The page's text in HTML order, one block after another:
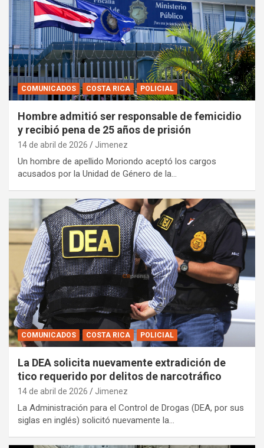
COMUNICADOS COSTA RICA POLICIAL
Hombre admitió ser responsable de femicidio
y recibió pena de 25 años de prisión
14 de abril de 2026 Jimenez
Un hombre de apellido Moriondo aceptó los cargos
acusados por la Unidad de Género de la…
COMUNICADOS COSTA RICA POLICIAL
La DEA solicita nuevamente extradición de
tico requerido por delitos de narcotráfico
14 de abril de 2026 Jimenez
La Administración para el Control de Drogas (DEA, por sus
siglas en inglés) solicitó nuevamente la…